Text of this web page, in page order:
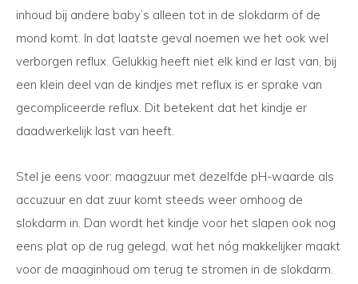
inhoud bij andere baby’s alleen tot in de slokdarm of de
mond komt. In dat laatste geval noemen we het ook wel
verborgen reflux. Gelukkig heeft niet elk kind er last van, bij
een klein deel van de kindjes met reflux is er sprake van
gecompliceerde reflux. Dit betekent dat het kindje er
daadwerkelijk last van heeft.
Stel je eens voor: maagzuur met dezelfde pH-waarde als
accuzuur en dat zuur komt steeds weer omhoog de
slokdarm in. Dan wordt het kindje voor het slapen ook nog
eens plat op de rug gelegd, wat het nóg makkelijker maakt
voor de maaginhoud om terug te stromen in de slokdarm.